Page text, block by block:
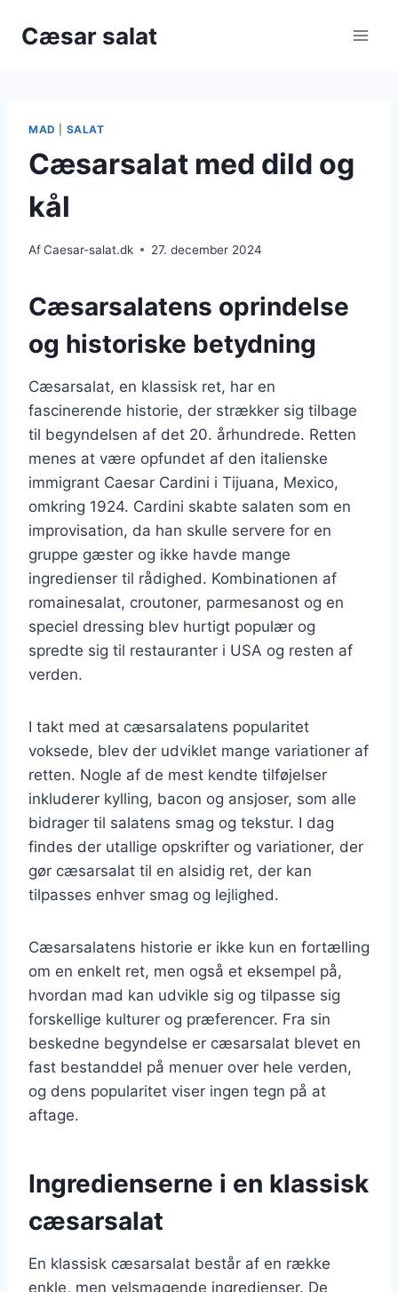
Cæsar salat
MAD SALAT
Cæsarsalat med dild og
kål
AfCaesar-salat.dk 27. december 2024
Cæsarsalatens oprindelse
og historiske betydning
Cæsarsalat, en klassisk ret, har en
fascinerende historie, der strækker sig tilbage
til begyndelsen af det 20. århundrede. Retten
menes at være opfundet af den italienske
immigrant Caesar Cardini i Tijuana, Mexico,
omkring 1924. Cardini skabte salaten som en
improvisation, da han skulle servere for en
gruppe gæster og ikke havde mange
ingredienser til rådighed. Kombinationen af
romainesalat, croutoner, parmesanost og en
speciel dressing blev hurtigt populær og
spredte sig til restauranter i USA og resten af
verden.
I takt med at cæsarsalatens popularitet
voksede, blev der udviklet mange variationer af
retten. Nogle af de mest kendte tilføjelser
inkluderer kylling, bacon og ansjoser, som alle
bidrager til salatens smag og tekstur. I dag
findes der utallige opskrifter og variationer, der
gør cæsarsalat til en alsidig ret, der kan
tilpasses enhver smag og lejlighed.
Cæsarsalatens historie er ikke kun en fortælling
om en enkelt ret, men også et eksempel på,
hvordan mad kan udvikle sig og tilpasse sig
forskellige kulturer og præferencer. Fra sin
beskedne begyndelse er cæsarsalat blevet en
fast bestanddel på menuer over hele verden,
og dens popularitet viser ingen tegn på at
aftage.
Ingredienserne i en klassisk
cæsarsalat
En klassisk cæsarsalat består af en række
enkle, men velsmagende ingredienser. De